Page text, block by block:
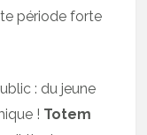
période forte
: du jeune
! Totem